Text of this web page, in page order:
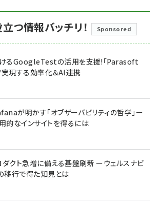
つ情報バッチリ！ Sponsored
るGoogleTestの活用を支援!「Parasoft
現する効率化＆AI連携
が明かす「オブザーバビリティの哲学」ー
的なインサイトを得るには
ダクト急増に備える基盤刷新 ーウェルスナビ
移行で得た知見とは